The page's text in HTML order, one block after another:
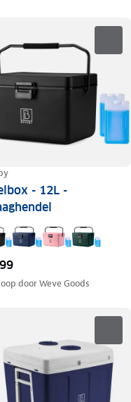
- 12L -
doorWeve Goods